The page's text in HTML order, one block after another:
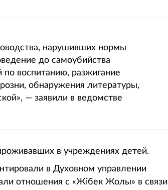
нарушивших нормы
до самоубийства
по воспитанию, разжигание
обнаружения литературы,
— заявили в ведомстве
в учреждениях детей.
в Духовном управлении
отношения с «Жібек Жолы» в связи